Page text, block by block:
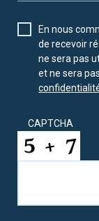
En nous
de recevoir
ne sera pas
et ne sera
CAPTCHA